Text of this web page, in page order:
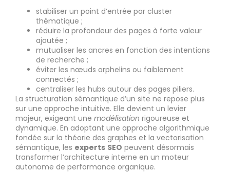
stabiliser un point d’entrée par cluster
thématique ;
réduire la profondeur des pages à forte valeur
ajoutée ;
mutualiser les ancres en fonction des intentions
de recherche ;
éviter les nœuds orphelins ou faiblement
connectés ;
centraliser les hubs autour des pages piliers.
La structuration sémantique d’un site ne repose plus
sur une approche intuitive. Elle devient un levier
majeur, exigeant une modélisation rigoureuse et
dynamique. En adoptant une approche algorithmique
fondée sur la théorie des graphes et la vectorisation
sémantique, les experts SEO peuvent désormais
transformer l’architecture interne en un moteur
autonome de performance organique.